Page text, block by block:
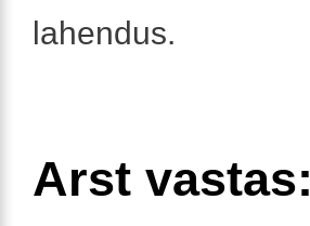
lahendus.
Arst vastas: